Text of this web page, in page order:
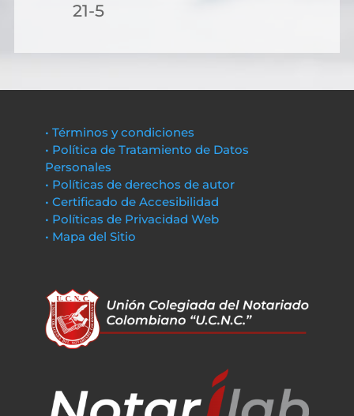
21-5
• Términos y condiciones
• Política de Tratamiento de Datos
Personales
• Políticas de derechos de autor
• Certificado de Accesibilidad
• Políticas de Privacidad Web
• Mapa del Sitio